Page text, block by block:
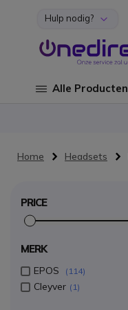
Ga naar de inhoud
Hulp nodig?
Alle Producten
Home Headsets
PRICE
MERK
EPOS 114
Cleyver 1